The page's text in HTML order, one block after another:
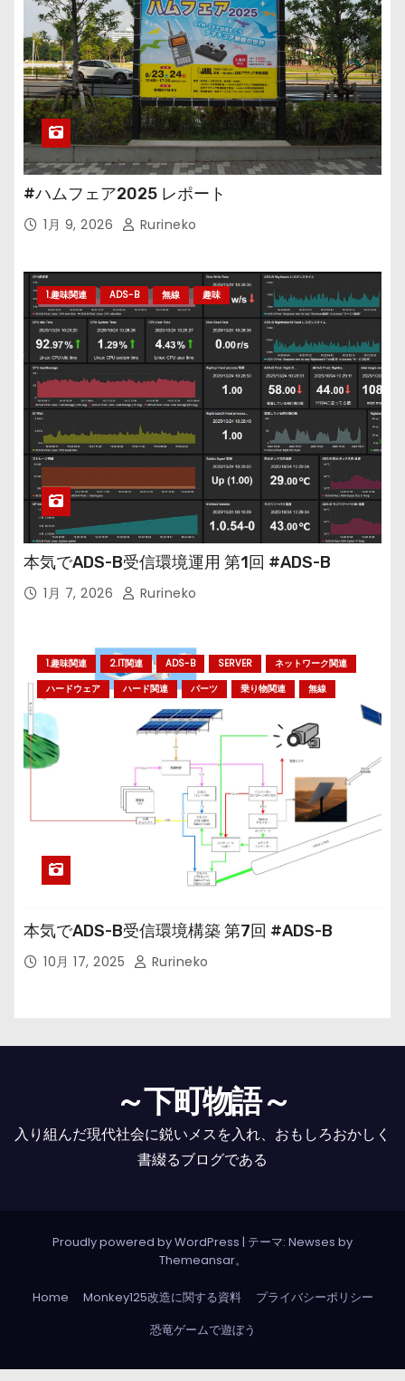
#ハムフェア2025 レポート
1月 9, 2026 Rurineko
1.趣味関連 ADS-B 無線 趣味
本気でADS-B受信環境運用 第1回 #ADS-B
1月 7, 2026 Rurineko
1.趣味関連 2.IT関連 ADS-B SERVER
ネットワーク関連
ハードウェア
ハード関連 パーツ 乗り物関連 無線
本気でADS-B受信環境構築 第7回 #ADS-B
10月 17, 2025 Rurineko
～下町物語～
入り組んだ現代社会に鋭いメスを入れ、おもしろおかしく
書綴るブログである
Proudly powered by WordPress | テーマ: Newses by
Themeansar。
Home Monkey125改造に関する資料
プライバシーポリシー
恐竜ゲームで遊ぼう